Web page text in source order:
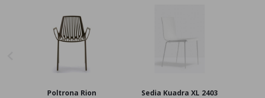
Poltrona Rion Sedia Kuadra XL 2403